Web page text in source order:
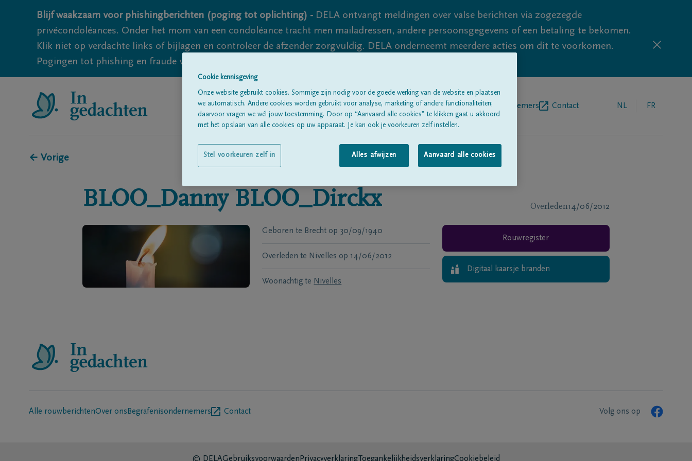
Blijf waakzaam voor phishingberichten (poging tot oplichting) - DELA ontvangt meldingen over valse berichten via zogezegde
privécondoléances. Onder het mom van een condoléance tracht men mailadressen, andere persoonsgegevens of een betaling te bekomen.
Klik niet op verdachte links of bijlagen en controleer de afzender zorgvuldig. DELA onderneemt meerdere acties om dit te voorkomen.
Pogingen tot phishing en fraude vallen echter nooit volledig uit te sluiten, dus blijf waakzaam.
Alle rouwberichten Over onsBegrafenisondernemers Contact NL FR
← Vorige
BLOO_Danny BLOO_Dirckx Overleden14/06/2012
Geboren te Brecht op 30/09/1940
Overleden te Nivelles op 14/06/2012
Woonachtig te Nivelles
Rouwregister
Digitaal kaarsje branden
Alle rouwberichtenOver ons Begrafenisondernemers Contact Volg ons op
© DELAGebruiksvoorwaarden Privacyverklaring ToegankelijkheidsverklaringCookiebeleid
Cookie kennisgeving
Onze website gebruikt cookies. Sommige zijn nodig voor de goede werking van de website en plaatsen
we automatisch. Andere cookies worden gebruikt voor analyse, marketing of andere functionaliteiten;
daarvoor vragen we wél jouw toestemming. Door op “Aanvaard alle cookies” te klikken gaat u akkoord
met het opslaan van alle cookies op uw apparaat. Je kan ook je voorkeuren zelf instellen.
Alles afwijzen Aanvaard alle cookies
Stel voorkeuren zelf in